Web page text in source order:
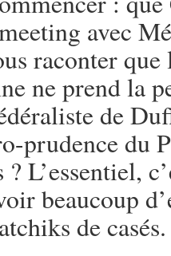
avec
raconter
ne prend la
de
prudence du
L’essentiel,
beaucoup
de casés.